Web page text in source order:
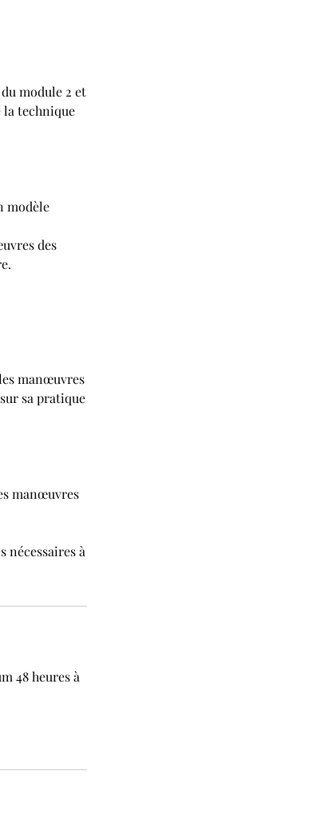
module 2 et
la technique
modèle
des
manœuvres
sa pratique
manœuvres
nécessaires à
48 heures à